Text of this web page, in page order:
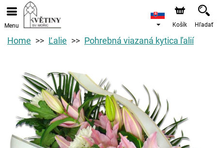
Menu Košík Hľadať
Home Ľalie Pohrebná viazaná kytica ľalií